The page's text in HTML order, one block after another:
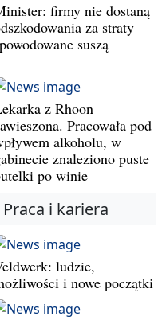
firmy nie dostaną
za straty
suszą
z Rhoon
Pracowała pod
alkoholu, w
znaleziono puste
po winie
i kariera
ludzie,
i nowe początki